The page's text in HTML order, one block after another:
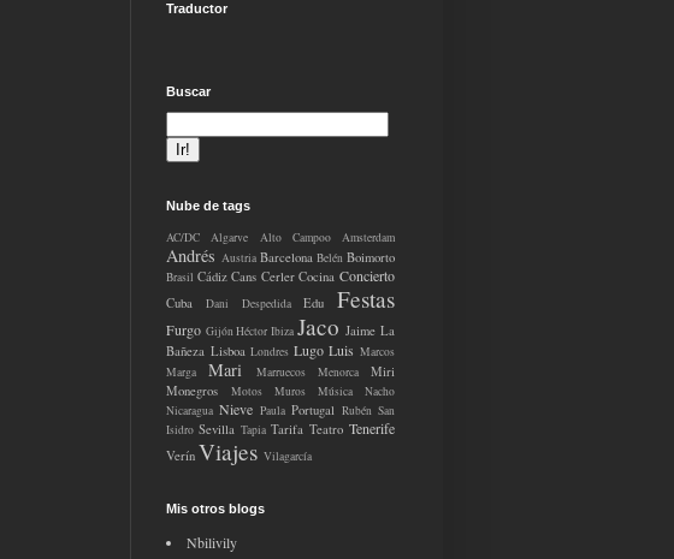
Traductor
Buscar
Nube de tags
AC/DC Algarve Alto Campoo Amsterdam
Andrés Austria Barcelona Belén Boimorto
Brasil Cádiz Cans Cerler Cocina Concierto
Cuba Dani Despedida Edu Festas
Furgo Gijón Héctor Ibiza Jaco Jaime La
Bañeza Lisboa Londres Lugo Luis Marcos
Marga
Mari Marruecos Menorca
Miri
Monegros
Motos Muros Música
Nacho
Nicaragua Nieve Paula Portugal Rubén San
Isidro Sevilla Tapia Tarifa Teatro Tenerife
Verín Viajes Vilagarcía
Mis otros blogs
Nbilivily